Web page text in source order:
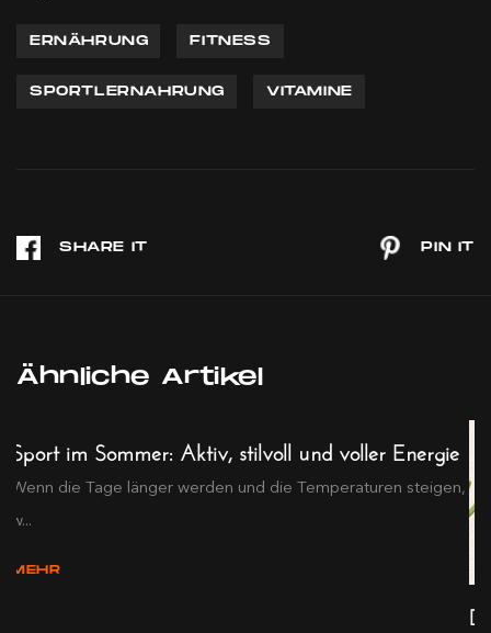
ERNÄHRUNG FITNESS
SPORTLERNAHRUNG VITAMINE
Ähnliche Artikel
Sport im Sommer: Aktiv, stilvoll und voller Energie
Wenn die Tage länger werden und die Temperaturen steigen,
w...
MEHR